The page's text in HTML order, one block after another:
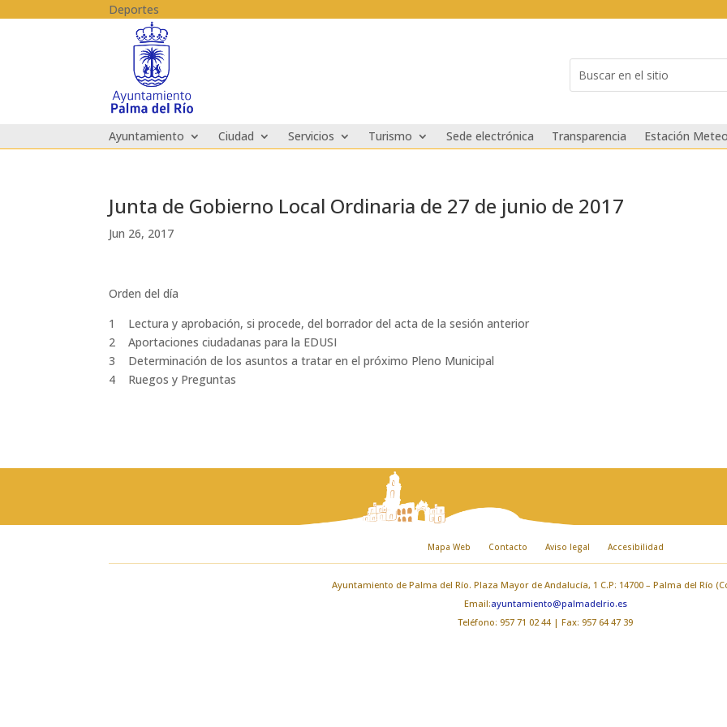
Deportes
for...
Ayuntamiento Ciudad Servicios Turismo Sede electrónica Transparencia Estación
Junta de Gobierno Local Ordinaria de 27 de junio de 2017
Jun 26, 2017
Orden del día
1 Lectura y aprobación, si procede, del borrador del acta de la sesión anterior
2 Aportaciones ciudadanas para la EDUSI
3 Determinación de los asuntos a tratar en el próximo Pleno Municipal
4 Ruegos y Preguntas
Mapa Web Contacto Aviso legal Accesibilidad
Ayuntamiento de Palma del Río. Plaza Mayor de Andalucía, 1 C.P: 14700 – Palma del Río
Email:ayuntamiento@palmadelrio.es
Teléfono: 957 71 02 44 | Fax: 957 64 47 39